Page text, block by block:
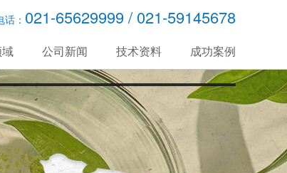
话： 021-65629999 / 021-59145678
公司新闻 技术资料 成功案例